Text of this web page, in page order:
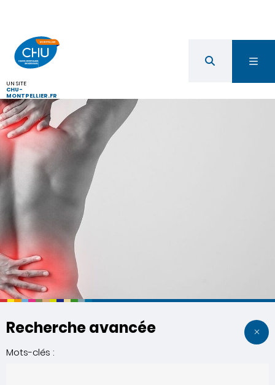
UN SITE
CHU-
MONTPELLIER.FR
Recherche avancée
Mots-clés :